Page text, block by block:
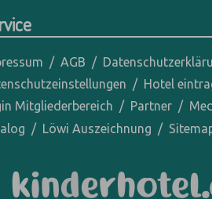
AGB
Hotel
Mitgliederbereich
Partner
Löwi Auszeichnung